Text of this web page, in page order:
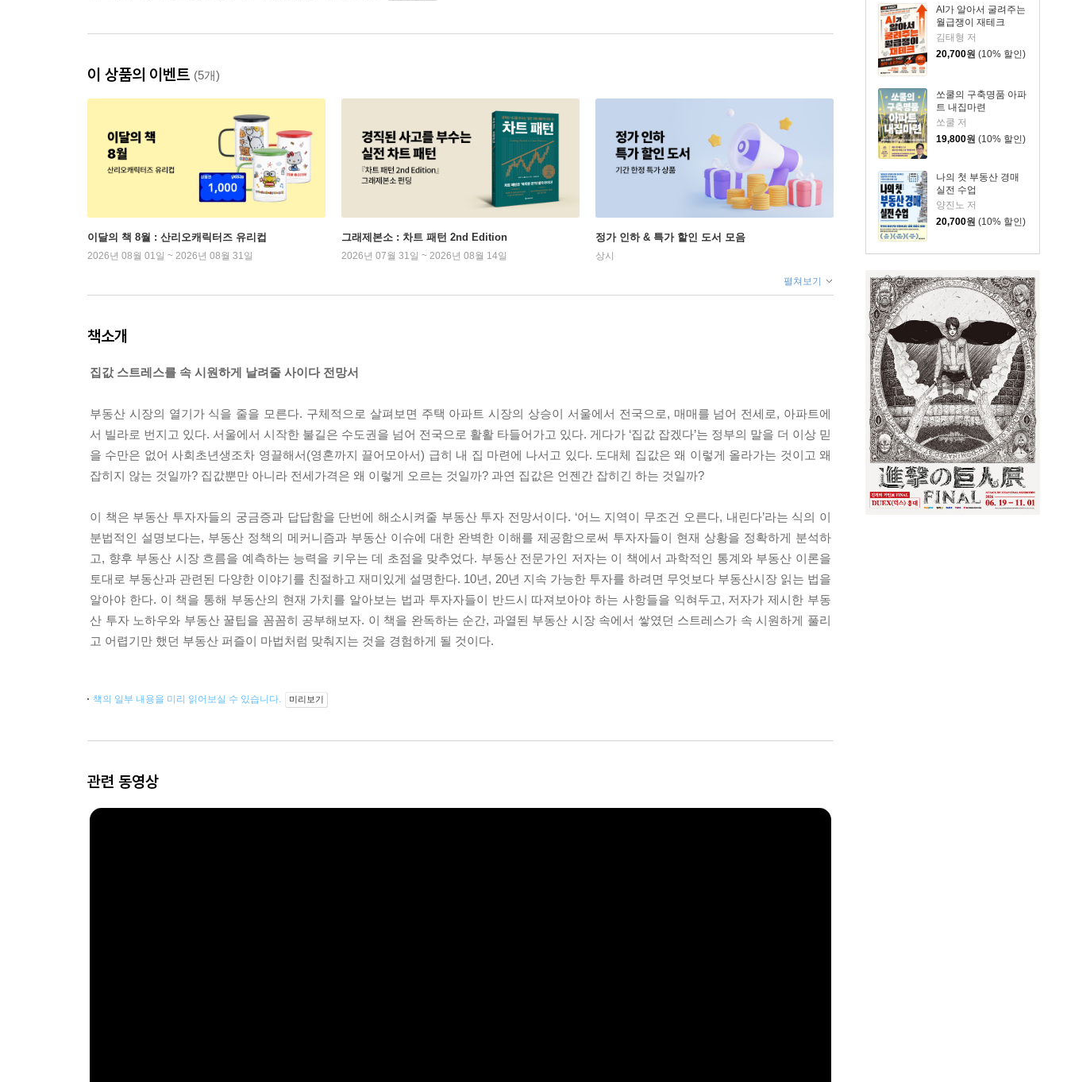
AI가 알아서 굴려주는
월급쟁이 재테크
김태형 저
20,700원 (10% 할인)
쏘쿨의 구축명품 아파
트 내집마련
쏘쿨 저
19,800원 (10% 할인)
나의 첫 부동산 경매
실전 수업
양진노 저
20,700원 (10% 할인)
이 상품의 이벤트 (5개)
이달의 책 8월 : 산리오캐릭터즈 유리컵
2026년 08월 01일 ~ 2026년 08월 31일
그래제본소 : 차트 패턴 2nd Edition
2026년 07월 31일 ~ 2026년 08월 14일
정가 인하 & 특가 할인 도서 모음
상시
펼쳐보기
책소개
집값 스트레스를 속 시원하게 날려줄 사이다 전망서
부동산 시장의 열기가 식을 줄을 모른다. 구체적으로 살펴보면 주택 아파트 시장의 상승이 서울에서 전국으로, 매매를 넘어 전세로, 아파트에
서 빌라로 번지고 있다. 서울에서 시작한 불길은 수도권을 넘어 전국으로 활활 타들어가고 있다. 게다가 ‘집값 잡겠다’는 정부의 말을 더 이상 믿
을 수만은 없어 사회초년생조차 영끌해서(영혼까지 끌어모아서) 급히 내 집 마련에 나서고 있다. 도대체 집값은 왜 이렇게 올라가는 것이고 왜
잡히지 않는 것일까? 집값뿐만 아니라 전세가격은 왜 이렇게 오르는 것일까? 과연 집값은 언젠간 잡히긴 하는 것일까?
이 책은 부동산 투자자들의 궁금증과 답답함을 단번에 해소시켜줄 부동산 투자 전망서이다. ‘어느 지역이 무조건 오른다, 내린다’라는 식의 이
분법적인 설명보다는, 부동산 정책의 메커니즘과 부동산 이슈에 대한 완벽한 이해를 제공함으로써 투자자들이 현재 상황을 정확하게 분석하
고, 향후 부동산 시장 흐름을 예측하는 능력을 키우는 데 초점을 맞추었다. 부동산 전문가인 저자는 이 책에서 과학적인 통계와 부동산 이론을
토대로 부동산과 관련된 다양한 이야기를 친절하고 재미있게 설명한다. 10년, 20년 지속 가능한 투자를 하려면 무엇보다 부동산시장 읽는 법을
알아야 한다. 이 책을 통해 부동산의 현재 가치를 알아보는 법과 투자자들이 반드시 따져보아야 하는 사항들을 익혀두고, 저자가 제시한 부동
산 투자 노하우와 부동산 꿀팁을 꼼꼼히 공부해보자. 이 책을 완독하는 순간, 과열된 부동산 시장 속에서 쌓였던 스트레스가 속 시원하게 풀리
고 어렵기만 했던 부동산 퍼즐이 마법처럼 맞춰지는 것을 경험하게 될 것이다.
책의 일부 내용을 미리 읽어보실 수 있습니다. 미리보기
관련 동영상